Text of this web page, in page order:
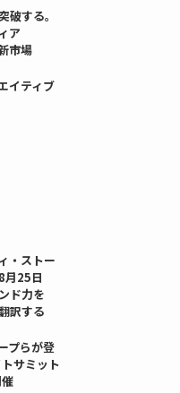
破する。
ア
市場
イティブ
・ストー
月25日
ド力を
訳する
プらが登
サミット